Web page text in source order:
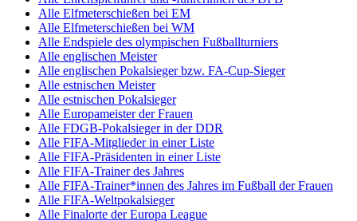
Alle Elfmeterschießen bei EM
Alle Elfmeterschießen bei WM
Alle Endspiele des olympischen Fußballturniers
Alle englischen Meister
Alle englischen Pokalsieger bzw. FA-Cup-Sieger
Alle estnischen Meister
Alle estnischen Pokalsieger
Alle Europameister der Frauen
Alle FDGB-Pokalsieger in der DDR
Alle FIFA-Mitglieder in einer Liste
Alle FIFA-Präsidenten in einer Liste
Alle FIFA-Trainer des Jahres
Alle FIFA-Trainer*innen des Jahres im Fußball der Frauen
Alle FIFA-Weltpokalsieger
Alle Finalorte der Europa League